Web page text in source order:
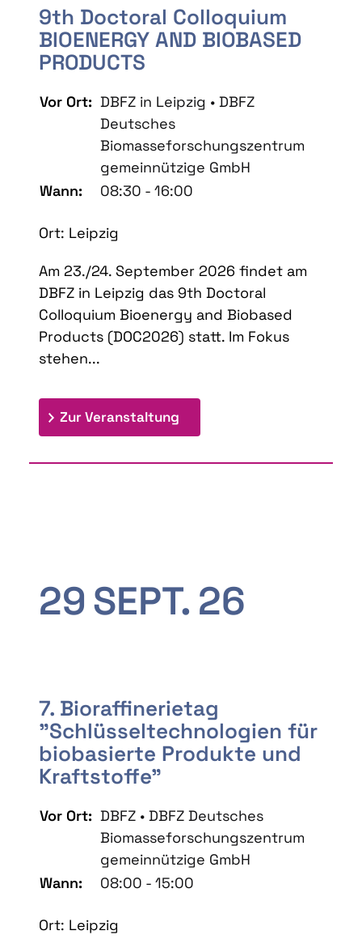
9th Doctoral Colloquium
BIOENERGY AND BIOBASED
PRODUCTS
Vor Ort: DBFZ in Leipzig • DBFZ
Deutsches
Biomasseforschungszentrum
gemeinnützige GmbH
Wann:
08:30 - 16:00
Ort: Leipzig
Am 23./24. September 2026 findet am
DBFZ in Leipzig das 9th Doctoral
Colloquium Bioenergy and Biobased
Products (DOC2026) statt. Im Fokus
stehen...
Zur Veranstaltung
29SEPT. 26
7. Bioraffinerietag
"Schlüsseltechnologien für
biobasierte Produkte und
Kraftstoffe"
Vor Ort: DBFZ • DBFZ Deutsches
Biomasseforschungszentrum
gemeinnützige GmbH
Wann:
08:00 - 15:00
Ort: Leipzig